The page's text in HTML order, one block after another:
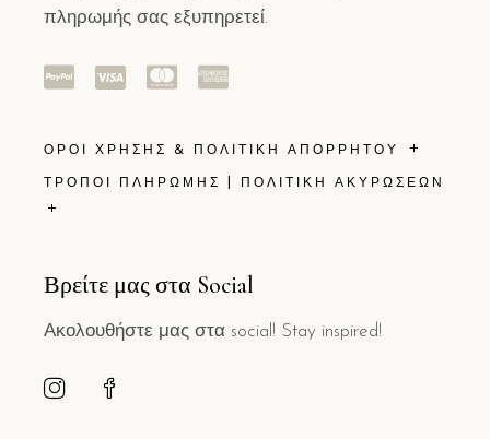
πληρωμής σας εξυπηρετεί.
ΟΡΟΙ ΧΡΗΣΗΣ & ΠΟΛΙΤΙΚΗ ΑΠΟΡΡΗΤΟΥ
ΤΡΟΠΟΙ ΠΛΗΡΩΜΗΣ | ΠΟΛΙΤΙΚΗ ΑΚΥΡΩΣΕΩΝ
Βρείτε μας στα Social
Ακολουθήστε μας στα social! Stay inspired!